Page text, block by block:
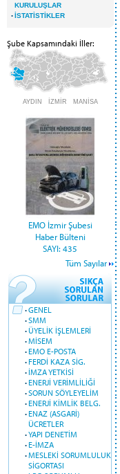
KURULUŞLAR
· İSTATİSTİKLER
Şube Kapsamındaki İller:
AYDIN İZMİR MANİSA
EMO İzmir Şubesi
Haber Bülteni
SAYI: 435
Tüm Sayılar
·GENEL
·SMM
·ÜYELİK İŞLEMLERİ
·MİSEM
·EMO E-POSTA
·FERDİ KAZA SİG.
·İMZA YETKİSİ
·ENERJİ VERİMLİLİĞİ
·SORUN SÖYLEYELİM
·ENERJİ KİMLİK BELG.
·ENAZ (ASGARİ)
ÜCRETLER
·YAPI DENETİM
·E-İMZA
·MESLEKİ SORUMLULUK
SİGORTASI